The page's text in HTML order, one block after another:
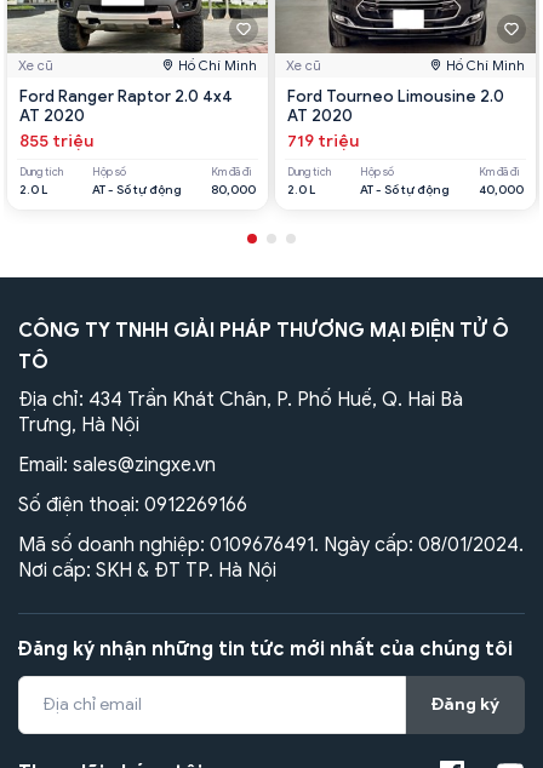
Xe cũ Hồ Chí Minh
Ford Ranger Raptor 2.0 4x4
AT 2020
855 triệu
Dung tích
2.0 L
Hộp số
AT - Số tự động
Km đã đi
80,000
Xe cũ Hồ Chí Minh
Ford Tourneo Limousine 2.0
AT 2020
719 triệu
Dung tích
2.0 L
Hộp số
AT - Số tự động
Km đã đi
40,000
CÔNG TY TNHH GIẢI PHÁP THƯƠNG MẠI ĐIỆN TỬ Ô
TÔ
Địa chỉ: 434 Trần Khát Chân, P. Phố Huế, Q. Hai Bà
Trưng, Hà Nội
Email: sales@zingxe.vn
Số điện thoại: 0912269166
Mã số doanh nghiệp: 0109676491. Ngày cấp: 08/01/2024.
Nơi cấp: SKH & ĐT TP. Hà Nội
Đăng ký nhận những tin tức mới nhất của chúng tôi
Đăng ký